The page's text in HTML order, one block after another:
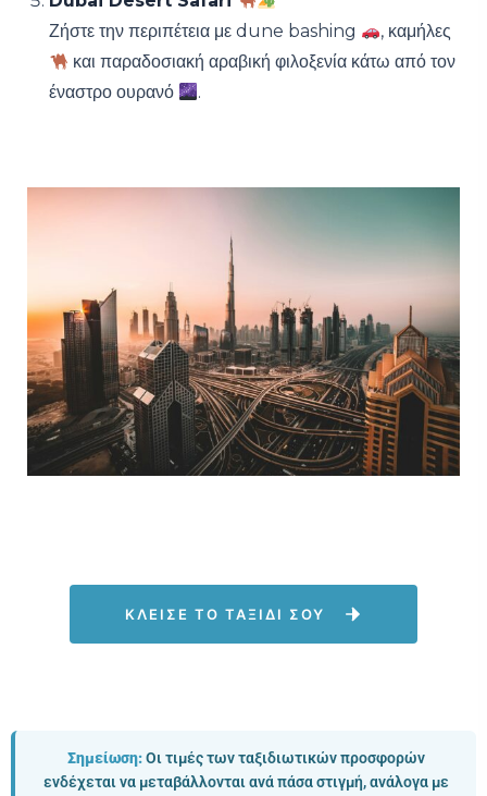
Ζήστε την περιπέτεια με dune bashing
, καμήλες
και παραδοσιακή αραβική φιλοξενία κάτω από τον
έναστρο ουρανό
.
ΚΛΕΙΣΕ ΤΟ ΤΑΞΙΔΙ ΣΟΥ
Σημείωση:Οι τιμές των ταξιδιωτικών προσφορών
ενδέχεται να μεταβάλλονται ανά πάσα στιγμή, ανάλογα με